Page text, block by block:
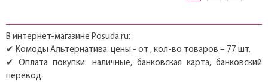
В интернет-магазине Posuda.ru:
✔ Комоды Альтернатива: цены - от , кол-во товаров – 77 шт.
✔ Оплата покупки: наличные, банковская карта, банковский
перевод.